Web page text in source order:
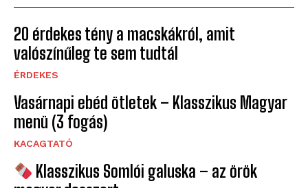
20 érdekes tény a macskákról, amit
valószínűleg te sem tudtál
ÉRDEKES
Vasárnapi ebéd ötletek – Klasszikus Magyar
menü (3 fogás)
KACAGTATÓ
Klasszikus Somlói galuska – az örök